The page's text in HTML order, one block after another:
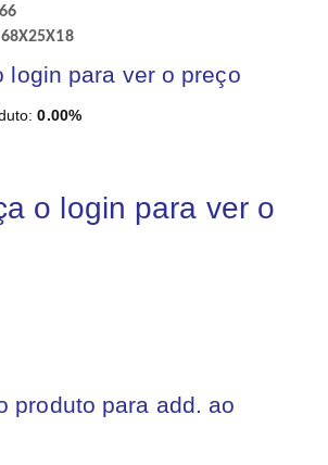
login para ver o preço
0.00%
o login para ver o
produto para add. ao